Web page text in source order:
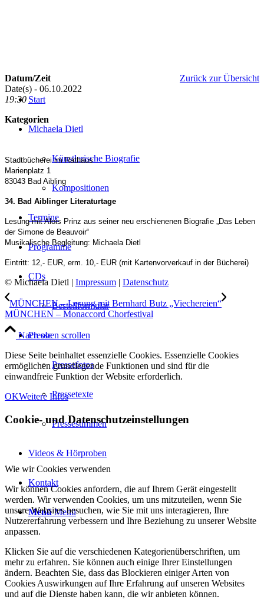
Start
Michaela Dietl
Künstlerische Biografie
Kompositionen
Termine
Programme
CDs
Bestellformular
Presse
Pressefotos
Pressetexte
Pressestimmen
Videos & Hörproben
Kontakt
Menü Menü
Zurück zur Übersicht
Datum/Zeit
Date(s) - 06.10.2022
19:30
Kategorien
Stadtbücherei im Rathaus
Marienplatz 1
83043 Bad Aibling
34. Bad Aiblinger Literaturtage
Lesung mit Alois Prinz aus seiner neu erschienenen Biografie „Das Leben
der Simone de Beauvoir“
Musikalische Begleitung: Michaela Dietl
Eintritt: 12,- EUR, erm. 10,- EUR (mit Kartenvorverkauf in der Bücherei)
© Michaela Dietl | Impressum | Datenschutz
MÜNCHEN – Lesung mit Bernhard Butz „Viechereien“
MÜNCHEN – Monaccord Chorfestival
Nach oben scrollen
Diese Seite beinhaltet essenzielle Cookies. Essenzielle Cookies
ermöglichen grundlegende Funktionen und sind für die
einwandfreie Funktion der Website erforderlich.
OKWeitere Infos
Cookie- und Datenschutzeinstellungen
Wie wir Cookies verwenden
Wir können Cookies anfordern, die auf Ihrem Gerät eingestellt
werden. Wir verwenden Cookies, um uns mitzuteilen, wenn Sie
unsere Websites besuchen, wie Sie mit uns interagieren, Ihre
Nutzererfahrung verbessern und Ihre Beziehung zu unserer Website
anpassen.
Klicken Sie auf die verschiedenen Kategorienüberschriften, um
mehr zu erfahren. Sie können auch einige Ihrer Einstellungen
ändern. Beachten Sie, dass das Blockieren einiger Arten von
Cookies Auswirkungen auf Ihre Erfahrung auf unseren Websites
und auf die Dienste haben kann, die wir anbieten können.